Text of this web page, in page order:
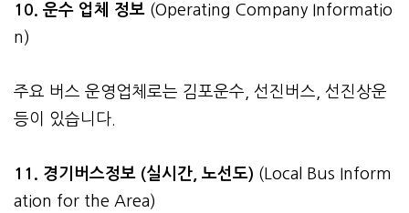
10. 운수 업체 정보 (Operating Company Informatio
n)
주요 버스 운영업체로는 김포운수, 선진버스, 선진상운
등이 있습니다.
11. 경기버스정보 (실시간, 노선도) (Local Bus Inform
ation for the Area)